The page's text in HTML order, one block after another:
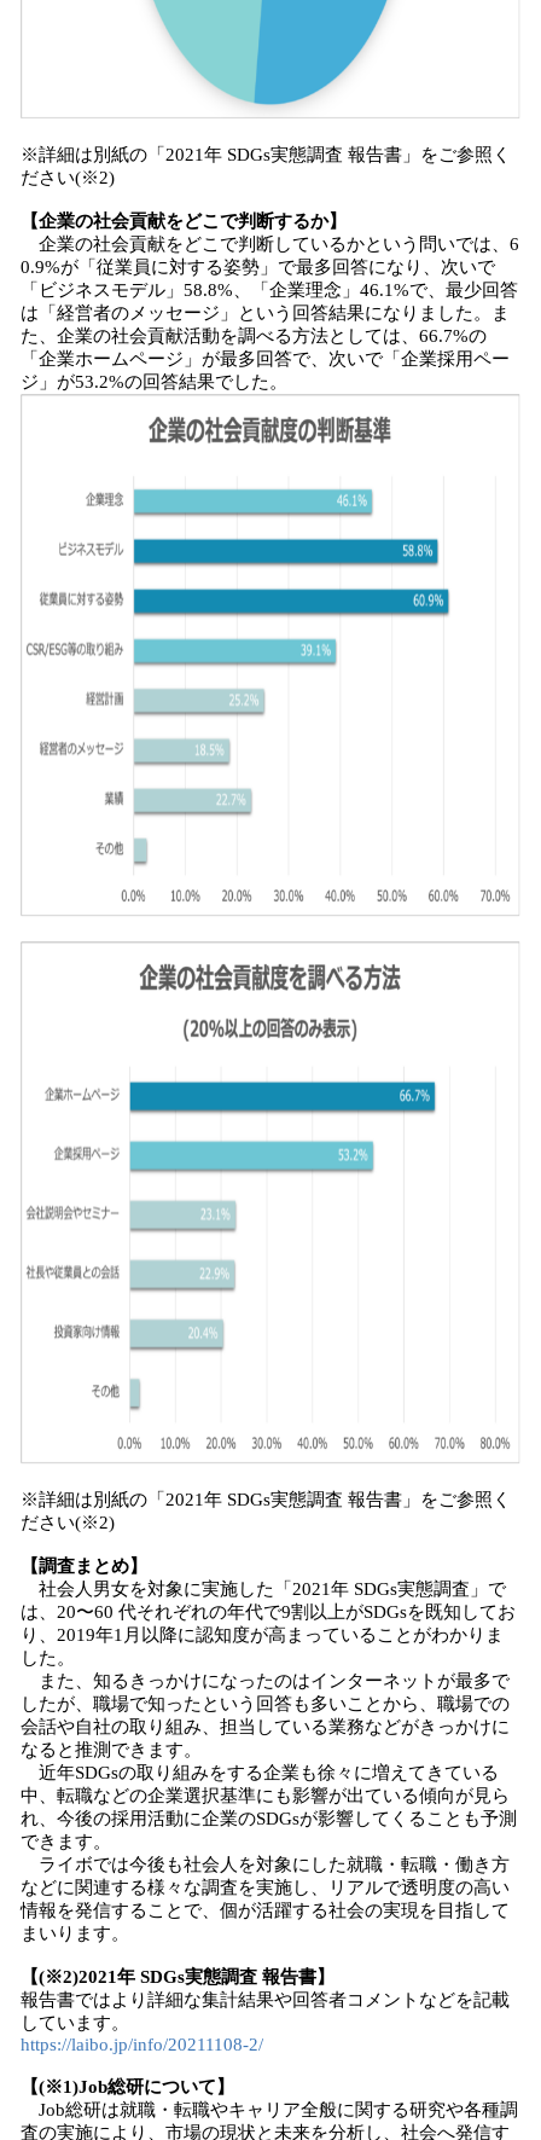
※詳細は別紙の「2021年 SDGs実態調査 報告書」をご参照く
ださい(※2)
【企業の社会貢献をどこで判断するか】
企業の社会貢献をどこで判断しているかという問いでは、6
0.9%が「従業員に対する姿勢」で最多回答になり、次いで
「ビジネスモデル」58.8%、「企業理念」46.1%で、最少回答
は「経営者のメッセージ」という回答結果になりました。ま
た、企業の社会貢献活動を調べる方法としては、66.7%の
「企業ホームページ」が最多回答で、次いで「企業採用ペー
ジ」が53.2%の回答結果でした。
※詳細は別紙の「2021年 SDGs実態調査 報告書」をご参照く
ださい(※2)
【調査まとめ】
社会人男女を対象に実施した「2021年 SDGs実態調査」で
は、20〜60 代それぞれの年代で9割以上がSDGsを既知してお
り、2019年1月以降に認知度が高まっていることがわかりま
した。
また、知るきっかけになったのはインターネットが最多で
したが、職場で知ったという回答も多いことから、職場での
会話や自社の取り組み、担当している業務などがきっかけに
なると推測できます。
近年SDGsの取り組みをする企業も徐々に増えてきている
中、転職などの企業選択基準にも影響が出ている傾向が見ら
れ、今後の採用活動に企業のSDGsが影響してくることも予測
できます。
ライボでは今後も社会人を対象にした就職・転職・働き方
などに関連する様々な調査を実施し、リアルで透明度の高い
情報を発信することで、個が活躍する社会の実現を目指して
まいります。
【(※2)2021年 SDGs実態調査 報告書】
報告書ではより詳細な集計結果や回答者コメントなどを記載
しています。
https://laibo.jp/info/20211108-2/
【(※1)Job総研について】
Job総研は就職・転職やキャリア全般に関する研究や各種調
査の実施により、市場の現状と未来を分析し、社会へ発信す